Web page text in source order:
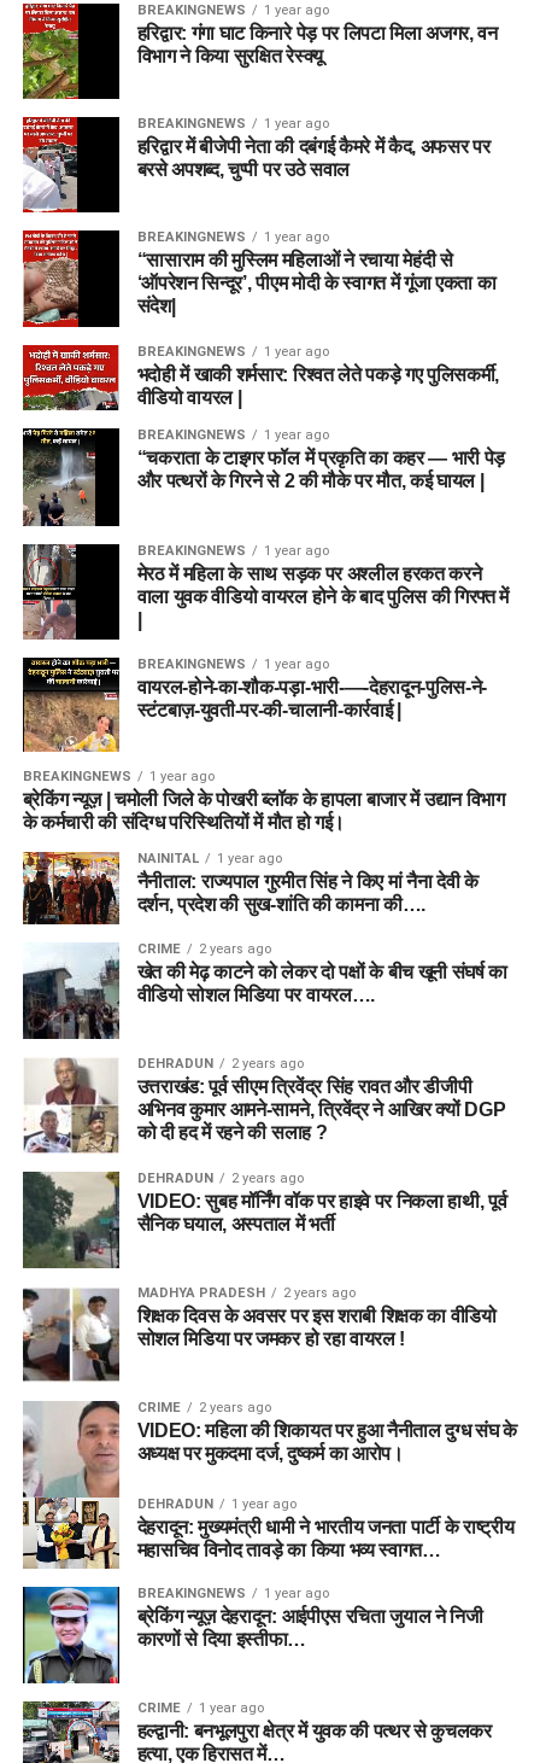
BREAKINGNEWS 1 year ago
हरिद्वार: गंगा घाट किनारे पेड़ पर लिपटा मिला अजगर, वन
विभाग ने किया सुरक्षित रेस्क्यू
BREAKINGNEWS 1 year ago
हरिद्वार में बीजेपी नेता की दबंगई कैमरे में कैद, अफसर पर
बरसे अपशब्द, चुप्पी पर उठे सवाल
BREAKINGNEWS 1 year ago
“सासाराम की मुस्लिम महिलाओं ने रचाया मेहंदी से
‘ऑपरेशन सिन्दूर’, पीएम मोदी के स्वागत में गूंजा एकता का
संदेश|
BREAKINGNEWS 1 year ago
भदोही में खाकी शर्मसार: रिश्वत लेते पकड़े गए पुलिसकर्मी,
वीडियो वायरल |
BREAKINGNEWS 1 year ago
“चकराता के टाइगर फॉल में प्रकृति का कहर — भारी पेड़
और पत्थरों के गिरने से 2 की मौके पर मौत, कई घायल |
BREAKINGNEWS 1 year ago
मेरठ में महिला के साथ सड़क पर अश्लील हरकत करने
वाला युवक वीडियो वायरल होने के बाद पुलिस की गिरफ्त में
BREAKINGNEWS 1 year ago
वायरल-होने-का-शौक-पड़ा-भारी-—-देहरादून-पुलिस-ने-
स्टंटबाज़-युवती-पर-की-चालानी-कार्रवाई |
BREAKINGNEWS 1 year ago
ब्रेकिंग न्यूज़ | चमोली जिले के पोखरी ब्लॉक के हापला बाजार में उद्यान विभाग
के कर्मचारी की संदिग्ध परिस्थितियों में मौत हो गई।
NAINITAL 1 year ago
नैनीताल: राज्यपाल गुरमीत सिंह ने किए मां नैना देवी के
दर्शन, प्रदेश की सुख-शांति की कामना की….
CRIME 2 years ago
खेत की मेढ़ काटने को लेकर दो पक्षों के बीच खूनी संघर्ष का
वीडियो सोशल मिडिया पर वायरल….
DEHRADUN 2 years ago
उत्तराखंड: पूर्व सीएम त्रिवेंद्र सिंह रावत और डीजीपी
अभिनव कुमार आमने-सामने, त्रिवेंद्र ने आखिर क्यों DGP
को दी हद में रहने की सलाह ?
DEHRADUN 2 years ago
VIDEO: सुबह मॉर्निंग वॉक पर हाइवे पर निकला हाथी, पूर्व
सैनिक घयाल, अस्पताल में भर्ती
MADHYA PRADESH 2 years ago
शिक्षक दिवस के अवसर पर इस शराबी शिक्षक का वीडियो
सोशल मिडिया पर जमकर हो रहा वायरल !
CRIME 2 years ago
VIDEO: महिला की शिकायत पर हुआ नैनीताल दुग्ध संघ के
अध्यक्ष पर मुकदमा दर्ज, दुष्कर्म का आरोप।
DEHRADUN 1 year ago
देहरादून: मुख्यमंत्री धामी ने भारतीय जनता पार्टी के राष्ट्रीय
महासचिव विनोद तावड़े का किया भव्य स्वागत…
BREAKINGNEWS 1 year ago
ब्रेकिंग न्यूज़ देहरादून: आईपीएस रचिता जुयाल ने निजी
कारणों से दिया इस्तीफा…
CRIME 1 year ago
हल्द्वानी: बनभूलपुरा क्षेत्र में युवक की पत्थर से कुचलकर
हत्या, एक हिरासत में…